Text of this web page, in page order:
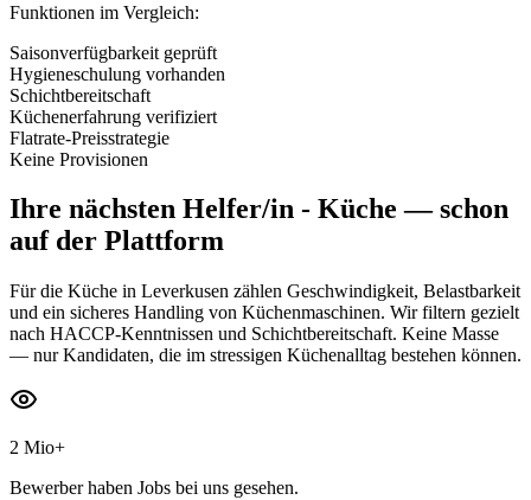
Funktionen im Vergleich:
Saisonverfügbarkeit geprüft
Hygieneschulung vorhanden
Schichtbereitschaft
Küchenerfahrung verifiziert
Flatrate-Preisstrategie
Keine Provisionen
Ihre nächsten Helfer/in - Küche — schon
auf der Plattform
Für die Küche in Leverkusen zählen Geschwindigkeit, Belastbarkeit
und ein sicheres Handling von Küchenmaschinen. Wir filtern gezielt
nach HACCP-Kenntnissen und Schichtbereitschaft. Keine Masse
— nur Kandidaten, die im stressigen Küchenalltag bestehen können.
2 Mio+
Bewerber haben Jobs bei uns gesehen.